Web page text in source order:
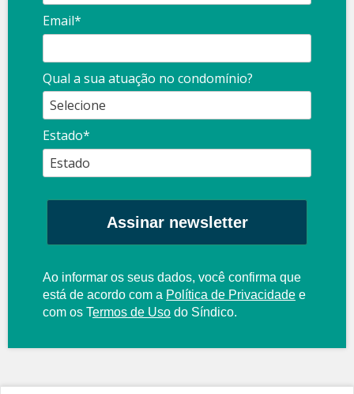
Email*
Qual a sua atuação no condomínio?
Estado*
Assinar newsletter
Ao informar os seus dados, você confirma que
está de acordo com a Política de Privacidade e
com os Termos de Uso do Síndico.